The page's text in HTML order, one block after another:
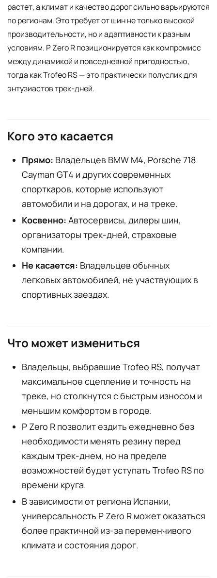
растет, а климат и качество дорог сильно варьируются
по регионам. Это требует от шин не только высокой
производительности, но и адаптивности к разным
условиям. P Zero R позиционируется как компромисс
между динамикой и повседневной пригодностью,
тогда как Trofeo RS — это практически полуслик для
энтузиастов трек-дней.
Кого это касается
Прямо: Владельцев BMW M4, Porsche 718
Cayman GT4 и других современных
спорткаров, которые используют
автомобили и на дорогах, и на треке.
Косвенно: Автосервисы, дилеры шин,
организаторы трек-дней, страховые
компании.
Не касается: Владельцев обычных
легковых автомобилей, не участвующих в
спортивных заездах.
Что может измениться
Владельцы, выбравшие Trofeo RS, получат
максимальное сцепление и точность на
треке, но столкнутся с быстрым износом и
меньшим комфортом в городе.
P Zero R позволит ездить ежедневно без
необходимости менять резину перед
каждым трек-днем, но на пределе
возможностей будет уступать Trofeo RS по
времени круга.
В зависимости от региона Испании,
универсальность P Zero R может оказаться
более практичной из-за переменчивого
климата и состояния дорог.